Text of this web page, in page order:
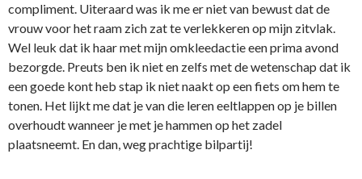
compliment. Uiteraard was ik me er niet van bewust dat de
vrouw voor het raam zich zat te verlekkeren op mijn zitvlak.
Wel leuk dat ik haar met mijn omkleedactie een prima avond
bezorgde. Preuts ben ik niet en zelfs met de wetenschap dat ik
een goede kont heb stap ik niet naakt op een fiets om hem te
tonen. Het lijkt me dat je van die leren eeltlappen op je billen
overhoudt wanneer je met je hammen op het zadel
plaatsneemt. En dan, weg prachtige bilpartij!